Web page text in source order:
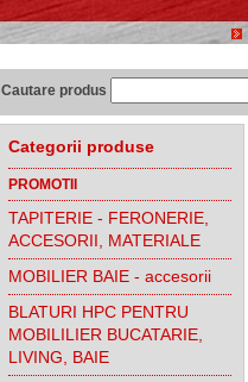
Cautare produs
Categorii produse
PROMOTII
TAPITERIE - FERONERIE,
ACCESORII, MATERIALE
MOBILIER BAIE - accesorii
BLATURI HPC PENTRU
MOBILILIER BUCATARIE,
LIVING, BAIE